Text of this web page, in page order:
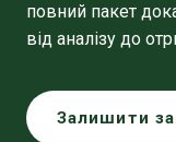
повний пакет
від аналізу до
Залишити